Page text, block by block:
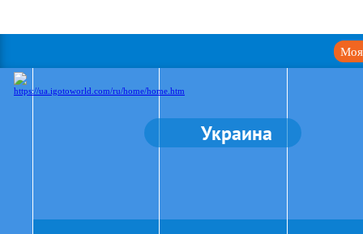
Моя
Украина